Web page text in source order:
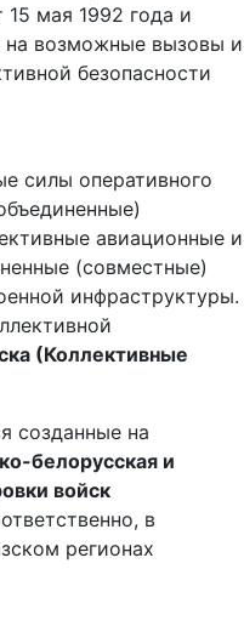
15 мая 1992 года и
на возможные вызовы и
безопасности
силы оперативного
авиационные и
(совместные)
инфраструктуры.
(Коллективные
созданные на
белорусская и
войск
в
регионах